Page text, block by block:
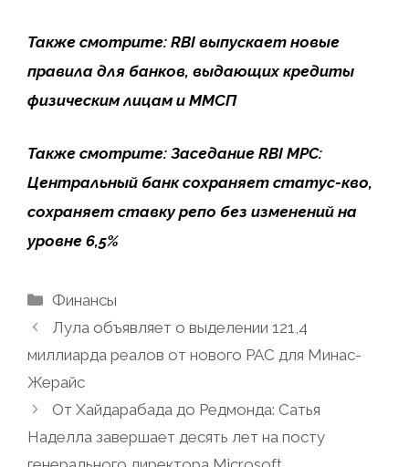
Также смотрите: RBI выпускает новые
правила для банков, выдающих кредиты
физическим лицам и ММСП
Также смотрите: Заседание RBI MPC:
Центральный банк сохраняет статус-кво,
сохраняет ставку репо без изменений на
уровне 6,5%
Рубрики
Финансы
Лула объявляет о выделении 121,4
миллиарда реалов от нового PAC для Минас-
Жерайс
От Хайдарабада до Редмонда: Сатья
Наделла завершает десять лет на посту